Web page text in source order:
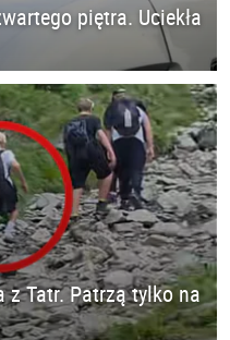
piętra. Uciekła
z Tatr. Patrzą tylko na